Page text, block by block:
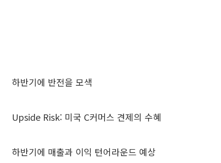
하반기에 반전을 모색
Upside Risk: 미국 C커머스 견제의 수혜
하반기에 매출과 이익 턴어라운드 예상